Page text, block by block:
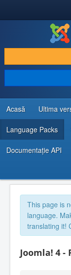
DESCARCĂ & ȘI
DESCOPERĂ &
COMUNITATE &
RESURSE
Acasă Ultima
Language Packs
Documentaţie API
This page is
language.
translating it!
Joomla! 4 -